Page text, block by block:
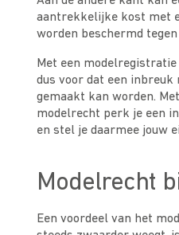
aantrekkelijke kost met
worden beschermd tegen
Met een
dus voor dat een
gemaakt kan worden.
modelrecht perk je een
en stel je daarmee jouw
Modelrecht
Een voordeel van het